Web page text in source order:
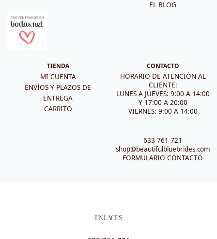
EL BLOG
TIENDA
MI CUENTA
ENVÍOS Y PLAZOS DE
ENTREGA
CARRITO
CONTACTO
HORARIO DE ATENCIÓN AL
CLIENTE:
LUNES A JUEVES: 9:00 A 14:00
Y 17:00 A 20:00
VIERNES: 9:00 A 14:00
633 761 721
shop@beautifulbluebrides.com
FORMULARIO CONTACTO
ENLACES